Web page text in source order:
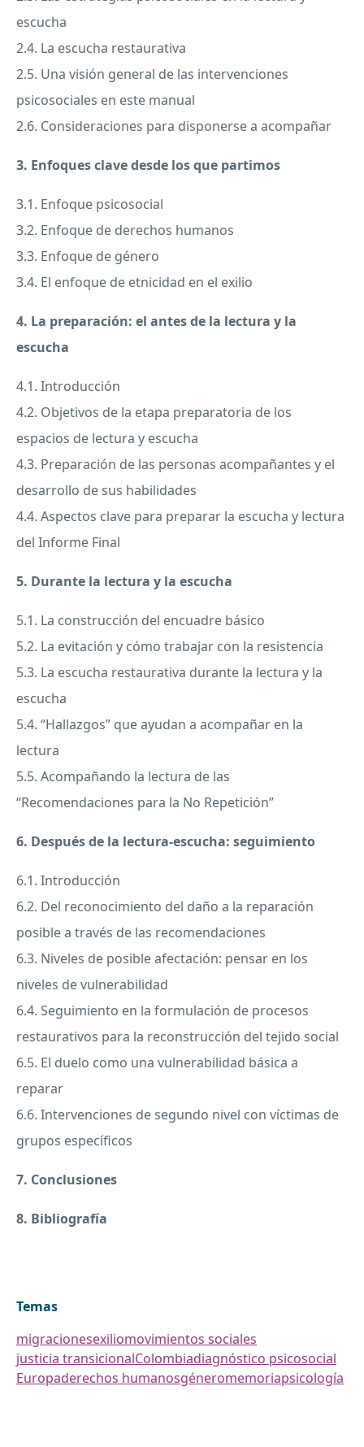
escucha
2.4. La escucha restaurativa
2.5. Una visión general de las intervenciones
psicosociales en este manual
2.6. Consideraciones para disponerse a acompañar
3. Enfoques clave desde los que partimos
3.1. Enfoque psicosocial
3.2. Enfoque de derechos humanos
3.3. Enfoque de género
3.4. El enfoque de etnicidad en el exilio
4. La preparación: el antes de la lectura y la
escucha
4.1. Introducción
4.2. Objetivos de la etapa preparatoria de los
espacios de lectura y escucha
4.3. Preparación de las personas acompañantes y el
desarrollo de sus habilidades
4.4. Aspectos clave para preparar la escucha y lectura
del Informe Final
5. Durante la lectura y la escucha
5.1. La construcción del encuadre básico
5.2. La evitación y cómo trabajar con la resistencia
5.3. La escucha restaurativa durante la lectura y la
escucha
5.4. “Hallazgos” que ayudan a acompañar en la
lectura
5.5. Acompañando la lectura de las
“Recomendaciones para la No Repetición”
6. Después de la lectura-escucha: seguimiento
6.1. Introducción
6.2. Del reconocimiento del daño a la reparación
posible a través de las recomendaciones
6.3. Niveles de posible afectación: pensar en los
niveles de vulnerabilidad
6.4. Seguimiento en la formulación de procesos
restaurativos para la reconstrucción del tejido social
6.5. El duelo como una vulnerabilidad básica a
reparar
6.6. Intervenciones de segundo nivel con víctimas de
grupos específicos
7. Conclusiones
8. Bibliografía
Temas
migracionesexiliomovimientos sociales
justicia transicionalColombiadiagnóstico psicosocial
Europaderechos humanosgéneromemoriapsicología